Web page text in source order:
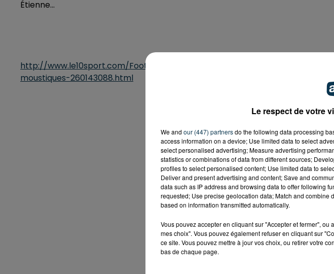
Étienne...
http://www.le10sport.com/Football/Ligue1/Deschamps-refuse-Manchester-
moustiques-260143088.html
Le respect de votre
We and our (447) partnersdo the following data processing
access information on a device; Use limited data to select
select personalised advertising; Measure advertising
statistics or combinations of data from different sources;
profiles to select personalised content; Use limited data to
Deliver and present advertising and content; Save and
data such as IP address and browsing data to offer following
requested; Use precise geolocation data; Match and combine
based on information transmitted automatically.
Vous pouvez accepter en cliquant sur "Accepter et fermer",
mes choix". Vous pouvez également refuser en cliquant sur
ce site. Vous pouvez mettre à jour vos choix, ou retirer votre
bas de chaque page.